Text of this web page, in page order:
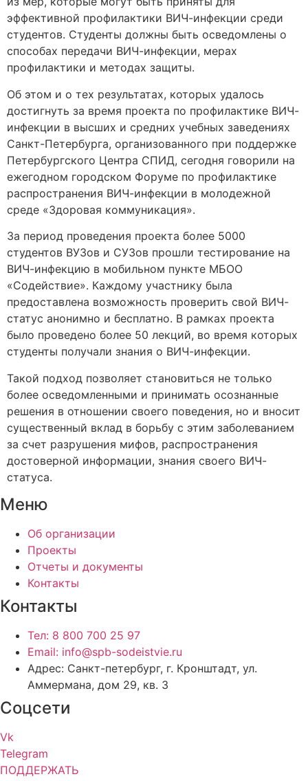
эффективной профилактики ВИЧ-инфекции среди
студентов. Студенты должны быть осведомлены о
способах передачи ВИЧ-инфекции, мерах
профилактики и методах защиты.
Об этом и о тех результатах, которых удалось
достигнуть за время проекта по профилактике ВИЧ-
инфекции в высших и средних учебных заведениях
Санкт-Петербурга, организованного при поддержке
Петербургского Центра СПИД, сегодня говорили на
ежегодном городском Форуме по профилактике
распространения ВИЧ-инфекции в молодежной
среде «Здоровая коммуникация».
За период проведения проекта более 5000
студентов ВУЗов и СУЗов прошли тестирование на
ВИЧ-инфекцию в мобильном пункте МБОО
«Содействие». Каждому участнику была
предоставлена возможность проверить свой ВИЧ-
статус анонимно и бесплатно. В рамках проекта
было проведено более 50 лекций, во время которых
студенты получали знания о ВИЧ-инфекции.
Такой подход позволяет становиться не только
более осведомленными и принимать осознанные
решения в отношении своего поведения, но и вносит
существенный вклад в борьбу с этим заболеванием
за счет разрушения мифов, распространения
достоверной информации, знания своего ВИЧ-
статуса.
Меню
Об организации
Проекты
Отчеты и документы
Контакты
Контакты
Тел: 8 800 700 25 97
Email: info@spb-sodeistvie.ru
Адрес: Санкт-петербург, г. Кронштадт, ул.
Аммермана, дом 29, кв. 3
Соцсети
Vk
Telegram
ПОДДЕРЖАТЬ